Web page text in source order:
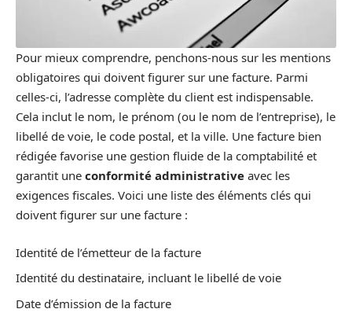
Pour mieux comprendre, penchons-nous sur les mentions
obligatoires qui doivent figurer sur une facture. Parmi
celles-ci, l’adresse complète du client est indispensable.
Cela inclut le nom, le prénom (ou le nom de l’entreprise), le
libellé de voie, le code postal, et la ville. Une facture bien
rédigée favorise une gestion fluide de la comptabilité et
garantit une conformité administrative avec les
exigences fiscales. Voici une liste des éléments clés qui
doivent figurer sur une facture :
Identité de l’émetteur de la facture
Identité du destinataire, incluant le libellé de voie
Date d’émission de la facture